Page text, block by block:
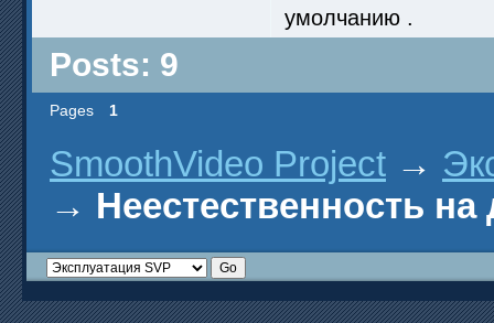
умолчанию .
Posts: 9
Pages 1
SmoothVideo Project →
→ Неестественность